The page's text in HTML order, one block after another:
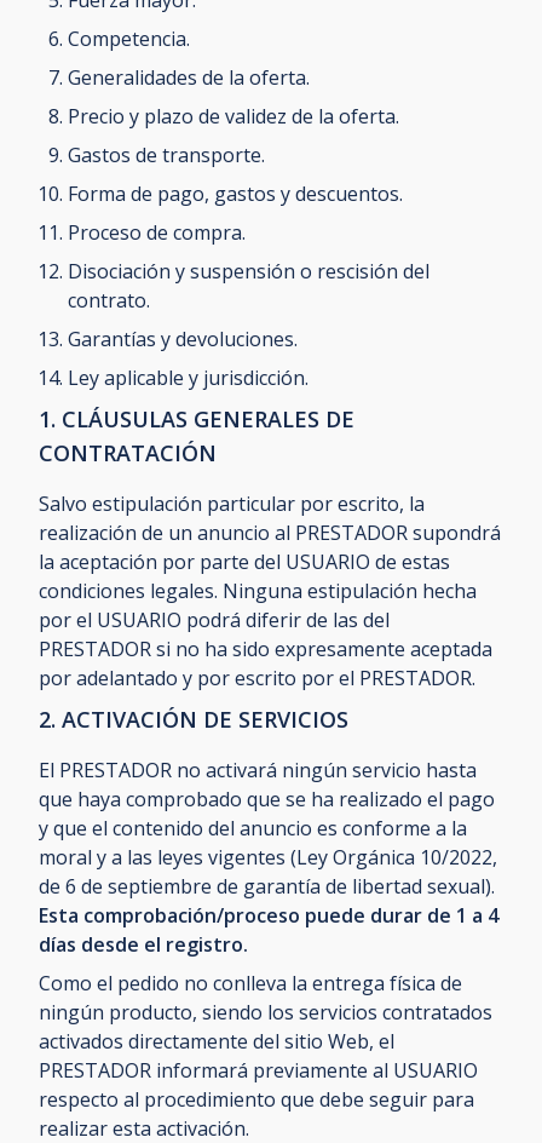
Competencia.
Generalidades de la oferta.
Precio y plazo de validez de la oferta.
Gastos de transporte.
Forma de pago, gastos y descuentos.
Proceso de compra.
Disociación y suspensión o rescisión del
contrato.
Garantías y devoluciones.
Ley aplicable y jurisdicción.
1. CLÁUSULAS GENERALES DE
CONTRATACIÓN
Salvo estipulación particular por escrito, la
realización de un anuncio al PRESTADOR supondrá
la aceptación por parte del USUARIO de estas
condiciones legales. Ninguna estipulación hecha
por el USUARIO podrá diferir de las del
PRESTADOR si no ha sido expresamente aceptada
por adelantado y por escrito por el PRESTADOR.
2. ACTIVACIÓN DE SERVICIOS
El PRESTADOR no activará ningún servicio hasta
que haya comprobado que se ha realizado el pago
y que el contenido del anuncio es conforme a la
moral y a las leyes vigentes (Ley Orgánica 10/2022,
de 6 de septiembre de garantía de libertad sexual).
Esta comprobación/proceso puede durar de 1 a 4
días desde el registro.
Como el pedido no conlleva la entrega física de
ningún producto, siendo los servicios contratados
activados directamente del sitio Web, el
PRESTADOR informará previamente al USUARIO
respecto al procedimiento que debe seguir para
realizar esta activación.